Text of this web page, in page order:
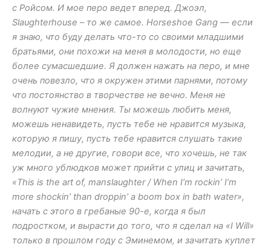
с Ройсом. И мое перо ведет вперед. Джоэл,
Slaughterhouse – то же самое. Horseshoe Gang — если
я знаю, что буду делать что-то со своими младшими
братьями, они похожи на меня в молодости, но еще
более сумасшедшие. Я должен нажать на перо, и мне
очень повезло, что я окружен этими парнями, потому
что постоянство в творчестве не вечно. Меня не
волнуют чужие мнения. Ты можешь любить меня,
можешь ненавидеть, пусть тебе не нравится музыка,
которую я пишу, пусть тебе нравится слушать такие
мелодии, а не другие, говори все, что хочешь, не так
уж много ублюдков может прийти с улиц и зачитать,
«This is the art of, manslaughter / When I’m rockin’ I’m
more shockin’ than droppin’ a boom box in bath water»,
начать с этого в гребаные 90-е, когда я был
подростком, и вырасти до того, что я сделал на «I Will»
только в прошлом году с Эминемом, и зачитать куплет